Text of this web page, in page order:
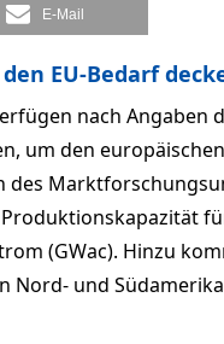
E-Mail
EU-Bedarf
nach Angaben
um den
des
(GWac). Hinzu
Nord- und